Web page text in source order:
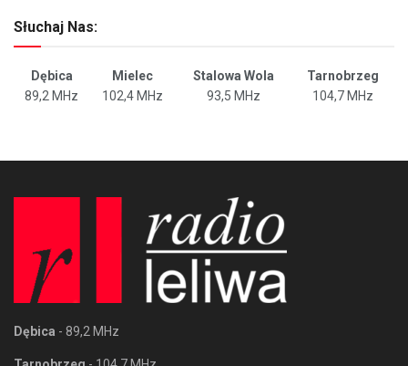
Słuchaj Nas:
Dębica Mielec Stalowa Wola
Tarnobrzeg
89,2 MHz
102,4 MHz 93,5 MHz 104,7 MHz
Dębica - 89,2 MHz